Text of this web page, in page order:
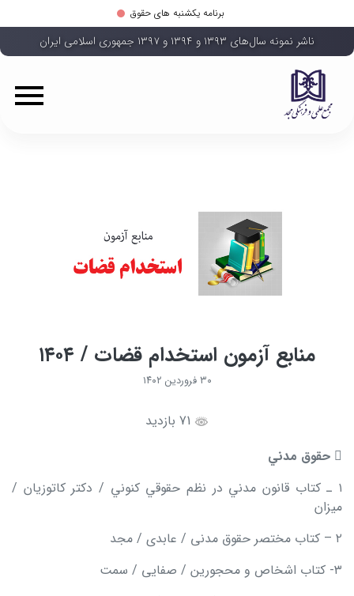
برنامه یکشنبه های حقوق
ناشر نمونه سال‌های ۱۳۹۳ و ۱۳۹۴ و ۱۳۹۷ جمهوری اسلامی ایران
منابع آزمون استخدام قضات / ۱۴۰۴
۳۰ فروردین ۱۴۰۲
 حقوق مدني
۱ ـ كتاب قانون مدني در نظم حقوقي كنوني / دكتر كاتوزيان /
ميزان
۲ – کتاب مختصر حقوق مدنی / عابدی / مجد
۳- کتاب اشخاص و محجورین / صفایی / سمت